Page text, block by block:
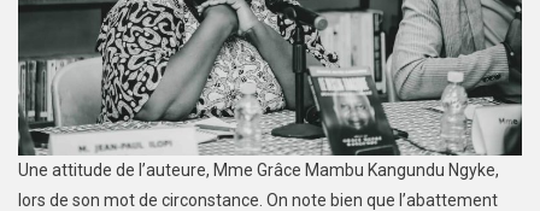
Une attitude de l’auteure, Mme Grâce Mambu Kangundu Ngyke,
lors de son mot de circonstance. On note bien que l’abattement